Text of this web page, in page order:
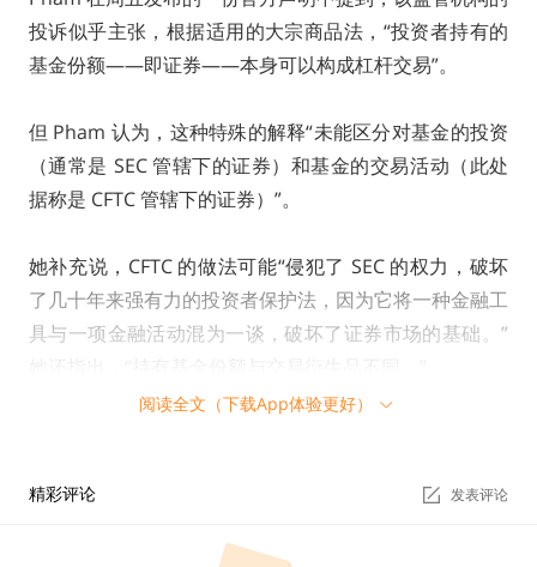
投诉似乎主张，根据适用的大宗商品法，“投资者持有的
基金份额——即证券——本身可以构成杠杆交易”。
但 Pham 认为，这种特殊的解释“未能区分对基金的投资
（通常是 SEC 管辖下的证券）和基金的交易活动（此处
据称是 CFTC 管辖下的证券）”。
她补充说，CFTC 的做法可能“侵犯了 SEC 的权力，破坏
了几十年来强有力的投资者保护法，因为它将一种金融工
具与一项金融活动混为一谈，破坏了证券市场的基础。”
加密行业月度融资金额创近18个月新高
阅读全文（下载App体验更好）
精彩评论 发表评论